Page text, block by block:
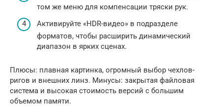
том же меню для компенсации тряски рук.
Активируйте «HDR-видео» в подразделе
форматов, чтобы расширить динамический
диапазон в ярких сценах.
Плюсы: плавная картинка, огромный выбор чехлов-
ригов и внешних линз. Минусы: закрытая файловая
система и высокая стоимость версий с большим
объемом памяти.